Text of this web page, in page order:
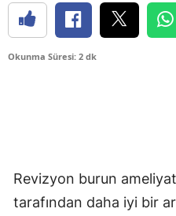
Okunma Süresi: 2 dk
Revizyon burun
tarafından daha iyi bir